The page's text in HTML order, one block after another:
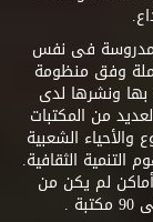
فى نفس
وفق منظومة
بها ونشرها لدى
من المكتبات
والأحياء الشعبية
الثقافية.
لم يكن من
.